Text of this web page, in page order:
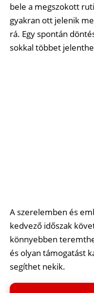
bele a megszokott
gyakran ott jelenik
rá. Egy spontán
sokkal többet
A szerelemben és
kedvező időszak
könnyebben
és olyan támogatást
segíthet nekik.